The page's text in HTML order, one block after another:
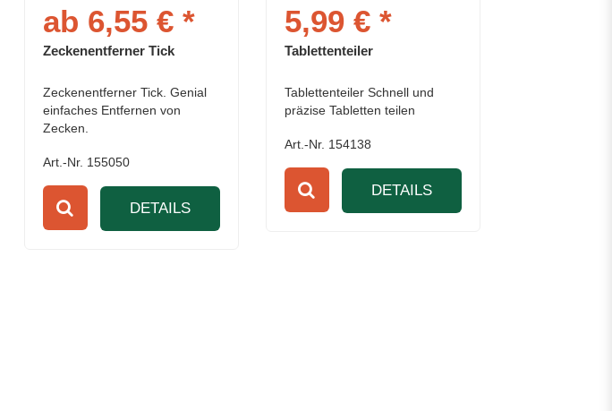
ab 6,55 € *
Zeckenentferner Tick
Zeckenentferner Tick. Genial
einfaches Entfernen von
Zecken.
Art.-Nr. 155050
DETAILS
5,99 € *
Tablettenteiler
Tablettenteiler Schnell und
präzise Tabletten teilen
Art.-Nr. 154138
DETAILS